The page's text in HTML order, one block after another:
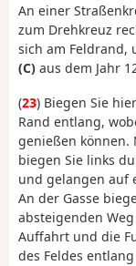
An einer
zum Drehkreuz
sich am Feldrand,
(C) aus dem Jahr
(23) Biegen Sie
Rand entlang,
genießen können.
biegen Sie links
und gelangen auf
An der Gasse
absteigenden
Auffahrt und die
des Feldes